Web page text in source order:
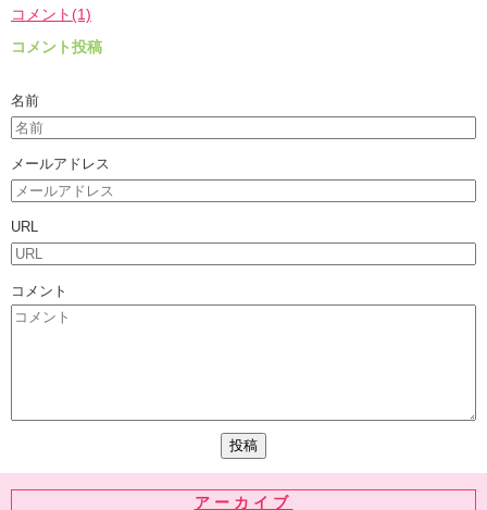
コメント(1)
コメント投稿
名前
メールアドレス
URL
コメント
アーカイブ